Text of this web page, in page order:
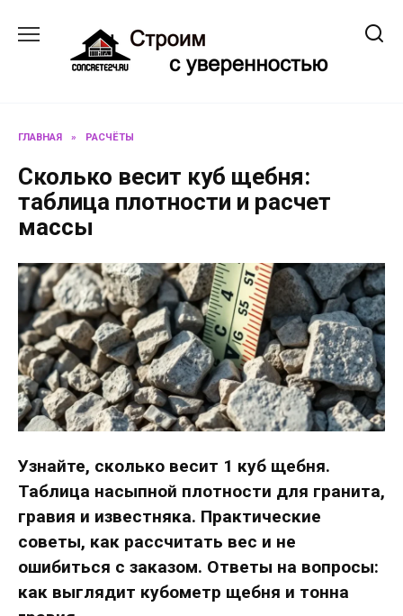
содержанию
ГЛАВНАЯ » РАСЧЁТЫ
Сколько весит куб щебня:
таблица плотности и расчет
массы
Узнайте, сколько весит 1 куб щебня.
Таблица насыпной плотности для гранита,
гравия и известняка. Практические
советы, как рассчитать вес и не
ошибиться с заказом. Ответы на вопросы:
как выглядит кубометр щебня и тонна